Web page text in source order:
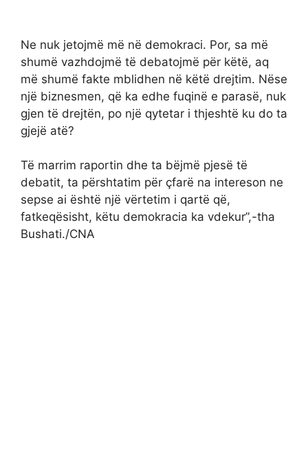
Ne nuk jetojmë më në demokraci. Por, sa më
shumë vazhdojmë të debatojmë për këtë, aq
më shumë fakte mblidhen në këtë drejtim. Nëse
një biznesmen, që ka edhe fuqinë e parasë, nuk
gjen të drejtën, po një qytetar i thjeshtë ku do ta
gjejë atë?
Të marrim raportin dhe ta bëjmë pjesë të
debatit, ta përshtatim për çfarë na intereson ne
sepse ai është një vërtetim i qartë që,
fatkeqësisht, këtu demokracia ka vdekur”,-tha
Bushati./CNA